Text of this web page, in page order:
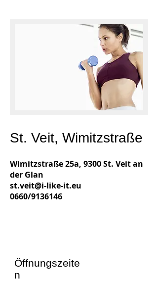
St. Veit, Wimitzstraße
Wimitzstraße 25a, 9300 St. Veit an
der Glan
st.veit@i-like-it.eu
0660/9136146
Öffnungszeite
n